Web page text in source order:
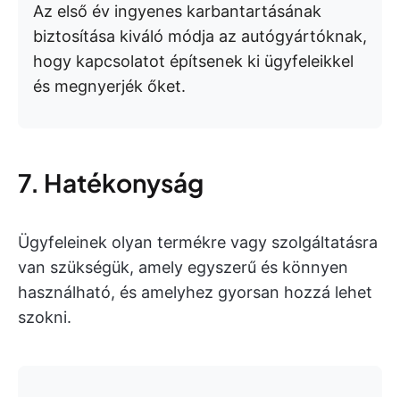
Az első év ingyenes karbantartásának
biztosítása kiváló módja az autógyártóknak,
hogy kapcsolatot építsenek ki ügyfeleikkel
és megnyerjék őket.
7. Hatékonyság
Ügyfeleinek olyan termékre vagy szolgáltatásra
van szükségük, amely egyszerű és könnyen
használható, és amelyhez gyorsan hozzá lehet
szokni.